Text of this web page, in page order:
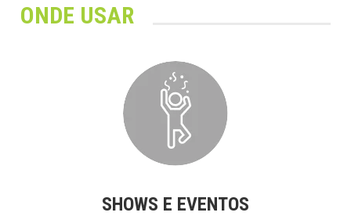
ONDE USAR
SHOWS E EVENTOS